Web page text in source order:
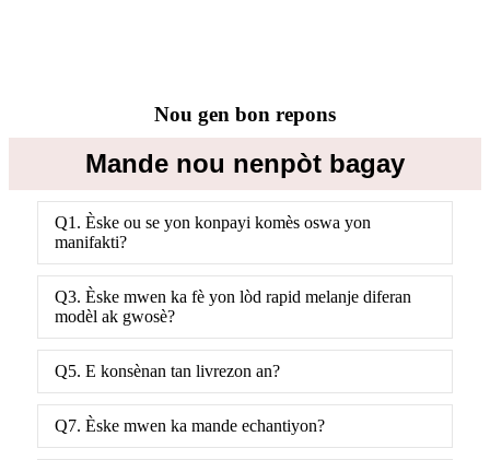
Nou gen bon repons
Mande nou nenpòt bagay
Q1. Èske ou se yon konpayi komès oswa yon
manifakti?
Q3. Èske mwen ka fè yon lòd rapid melanje diferan
modèl ak gwosè?
Q5. E konsènan tan livrezon an?
Q7. Èske mwen ka mande echantiyon?